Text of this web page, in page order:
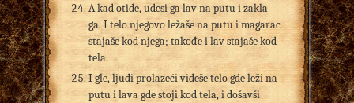
A kad otide, udesi ga lav na putu i zakla
ga. I telo njegovo ležaše na putu i magarac
stajaše kod njega; takođe i lav stajaše kod
tela.
I gle, ljudi prolazeći videše telo gde leži na
putu i lava gde stoji kod tela, i došavši